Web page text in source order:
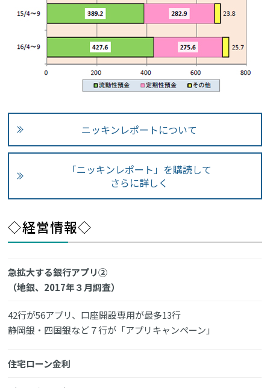
ニッキンレポートについて
「ニッキンレポート」を購読して
さらに詳しく
◇経営情報◇
急拡大する銀行アプリ②
（地銀、2017年３月調査）
42行が56アプリ、口座開設専用が最多13行
静岡銀・四国銀など７行が「アプリキャンペーン」
住宅ローン金利